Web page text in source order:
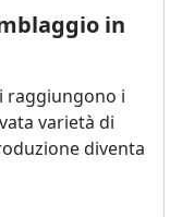
in
raggiungono i
varietà di
diventa